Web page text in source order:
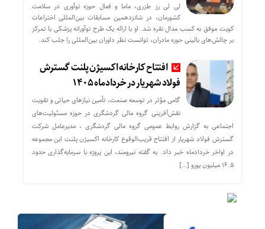
لی لی رز طزری، ماما و فعال حوزه نوآوری در سلامت
کشورمان، در شانزدهمین مسابقات بین‌المللی اختراعات
کویت موفق به کسب مدال نقره شد. او با ارائه یک طرح نوآورانه پزشکی با تمرکز
بر چالش‌های بالینی حوزه مادران، توانست نظر داوران بین‌المللی را جلب کند.
افتتاح کارخانه اکسیژن پلنت گسترش
فولاد شهریار در خردادماه ۱۴۰۵
گامی مؤثر در توسعه صنعت، تأمین نیازهای حیاتی و تقویت
نقش‌آفرینی گروه مالی گردشگری در حوزه مسئولیت‌های
اجتماعی به گزارش روابط عمومی گروه مالی گردشگری ، مدیرعامل شرکت
گسترش فولاد شهریار از افتتاح قریب‌الوقوع کارخانه اکسیژن پلنت این مجموعه
در اواخر خردادماه خبر داد. به گفته نیرومند، این پروژه با سرمایه‌گذاری حدود
۱۶.۵ میلیون یورو […]